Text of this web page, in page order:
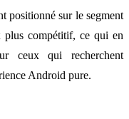
positionné sur le segment
plus compétitif, ce qui en
ceux qui recherchent
Android pure.